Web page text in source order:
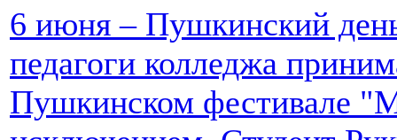
6 июня – Пушкинский
педагоги колледжа
Пушкинском фестивале